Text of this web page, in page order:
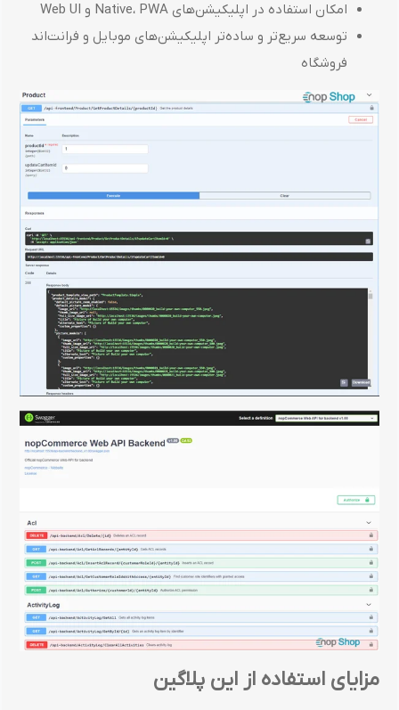
امکان استفاده در اپلیکیشن‌های Native، PWA و Web UI
توسعه سریع‌تر و ساده‌تر اپلیکیشن‌های موبایل و فرانت‌اند
فروشگاه
مزایای استفاده از این پلاگین